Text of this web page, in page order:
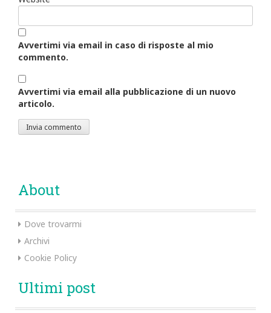
Avvertimi via email in caso di risposte al mio
commento.
Avvertimi via email alla pubblicazione di un nuovo
articolo.
About
Dove trovarmi
Archivi
Cookie Policy
Ultimi post